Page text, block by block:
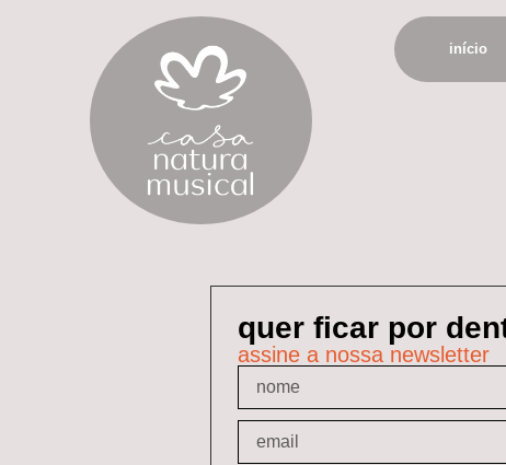
início
quer ficar por
assine a nossa newsletter